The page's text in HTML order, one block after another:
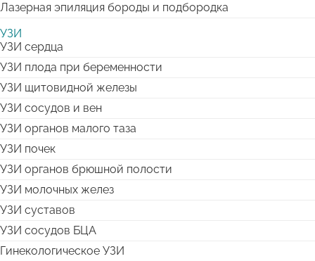
Лазерная эпиляция бороды и подбородка
УЗИ
УЗИ сердца
УЗИ плода при беременности
УЗИ щитовидной железы
УЗИ сосудов и вен
УЗИ органов малого таза
УЗИ почек
УЗИ органов брюшной полости
УЗИ молочных желез
УЗИ суставов
УЗИ сосудов БЦА
Гинекологическое УЗИ